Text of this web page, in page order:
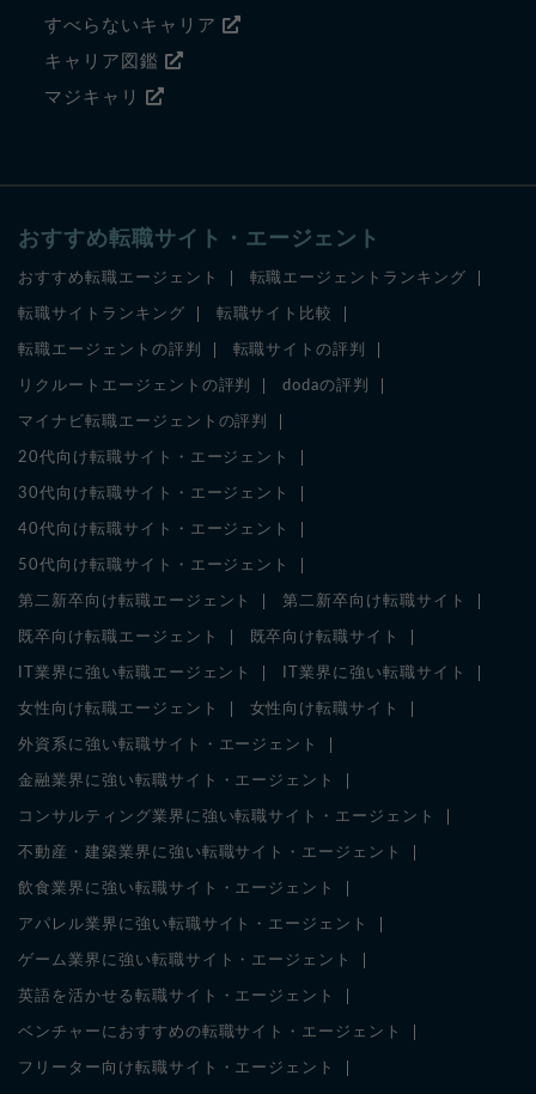
すべらないキャリア
キャリア図鑑
マジキャリ
おすすめ転職サイト・エージェント
おすすめ転職エージェント 転職エージェントランキング
転職サイトランキング 転職サイト比較
転職エージェントの評判 転職サイトの評判
リクルートエージェントの評判 dodaの評判
マイナビ転職エージェントの評判
20代向け転職サイト・エージェント
30代向け転職サイト・エージェント
40代向け転職サイト・エージェント
50代向け転職サイト・エージェント
第二新卒向け転職エージェント 第二新卒向け転職サイト
既卒向け転職エージェント 既卒向け転職サイト
IT業界に強い転職エージェント IT業界に強い転職サイト
女性向け転職エージェント 女性向け転職サイト
外資系に強い転職サイト・エージェント
金融業界に強い転職サイト・エージェント
コンサルティング業界に強い転職サイト・エージェント
不動産・建築業界に強い転職サイト・エージェント
飲食業界に強い転職サイト・エージェント
アパレル業界に強い転職サイト・エージェント
ゲーム業界に強い転職サイト・エージェント
英語を活かせる転職サイト・エージェント
ベンチャーにおすすめの転職サイト・エージェント
フリーター向け転職サイト・エージェント